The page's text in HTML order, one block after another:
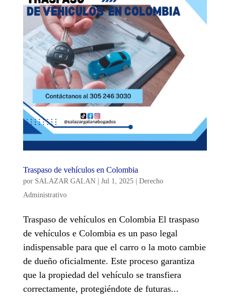
Traspaso de vehículos en Colombia
por SALAZAR GALAN| Jul 1, 2025| Derecho
Administrativo
Traspaso de vehículos en Colombia El traspaso
de vehículos e Colombia es un paso legal
indispensable para que el carro o la moto cambie
de dueño oficialmente. Este proceso garantiza
que la propiedad del vehículo se transfiera
correctamente, protegiéndote de futuras...